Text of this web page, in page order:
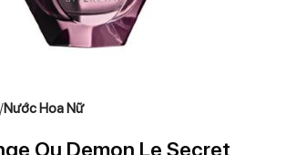
Nước Hoa Nữ
Ou Demon Le Secret